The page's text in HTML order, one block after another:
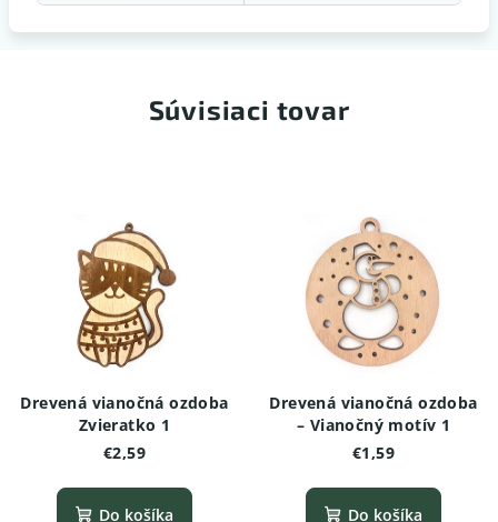
Súvisiaci tovar
Drevená vianočná ozdoba
Zvieratko 1
€2,59
Do košíka
Drevená vianočná ozdoba
– Vianočný motív 1
€1,59
Do košíka